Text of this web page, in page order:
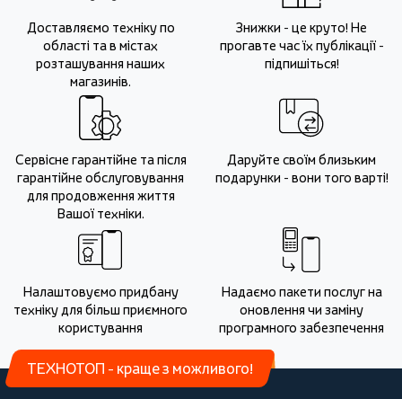
Доставляємо техніку по
області та в містах
розташування наших
магазинів.
Знижки - це круто! Не
прогавте час їх публікації -
підпишіться!
Сервісне гарантійне та після
гарантійне обслуговування
для продовження життя
Вашої техніки.
Даруйте своїм близьким
подарунки - вони того варті!
Налаштовуємо придбану
техніку для більш приємного
користування
Надаємо пакети послуг на
оновлення чи заміну
програмного забезпечення
ТЕХНОТОП - краще з можливого!